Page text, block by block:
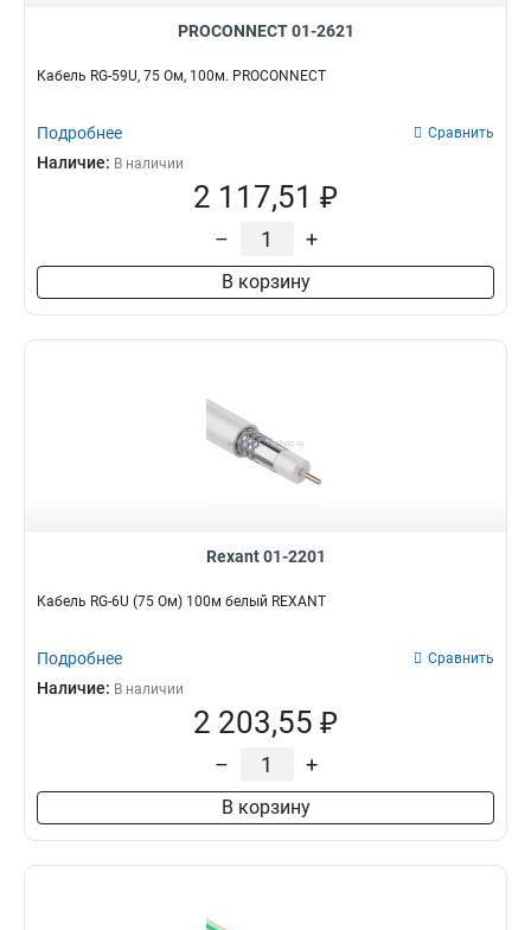
PROCONNECT 01-2621
Кабель RG-59U, 75 Ом, 100м. PROCONNECT
Подробнее Сравнить
Наличие: В наличии
2 117,51 ₽
– +
В корзину
Rexant 01-2201
Кабель RG-6U (75 Ом) 100м белый REXANT
Подробнее Сравнить
Наличие: В наличии
2 203,55 ₽
– +
В корзину